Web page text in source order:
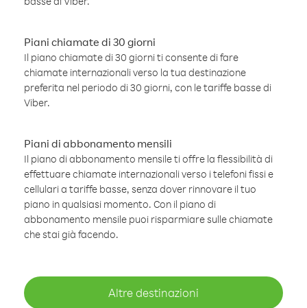
Piani chiamate di 30 giorni
Il piano chiamate di 30 giorni ti consente di fare
chiamate internazionali verso la tua destinazione
preferita nel periodo di 30 giorni, con le tariffe basse di
Viber.
Piani di abbonamento mensili
Il piano di abbonamento mensile ti offre la flessibilità di
effettuare chiamate internazionali verso i telefoni fissi e
cellulari a tariffe basse, senza dover rinnovare il tuo
piano in qualsiasi momento. Con il piano di
abbonamento mensile puoi risparmiare sulle chiamate
che stai già facendo.
Altre destinazioni